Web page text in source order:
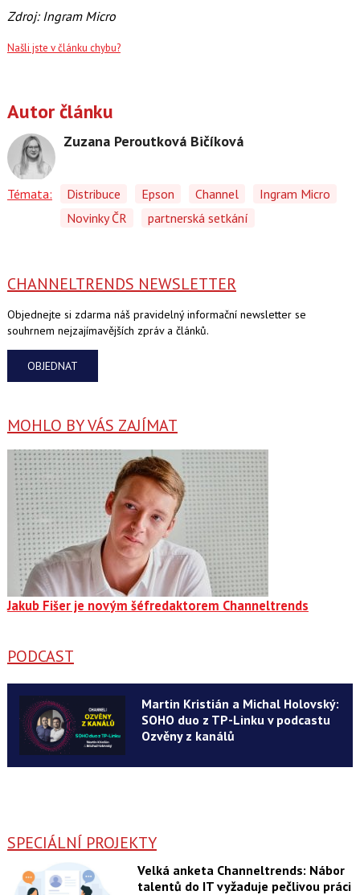
Zdroj: Ingram Micro
Našli jste v článku chybu?
Autor článku
Zuzana Peroutková Bičíková
Témata: Distribuce Epson Channel
Ingram Micro
Novinky ČR
partnerská setkání
CHANNELTRENDS NEWSLETTER
Objednejte si zdarma náš pravidelný informační newsletter se
souhrnem nejzajímavějších zpráv a článků.
OBJEDNAT
MOHLO BY VÁS ZAJÍMAT
Jakub Fišer je novým šéfredaktorem Channeltrends
PODCAST
Martin Kristián a Michal Holovský:
SOHO duo z TP-Linku v podcastu
Ozvěny z kanálů
SPECIÁLNÍ PROJEKTY
Velká anketa Channeltrends: Nábor
talentů do IT vyžaduje pečlivou práci